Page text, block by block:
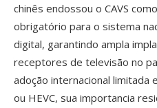
chinês endossou o CAVS
obrigatório para o sistema
digital, garantindo ampla
receptores de televisão no
adoção internacional limitada
ou HEVC, sua importancia